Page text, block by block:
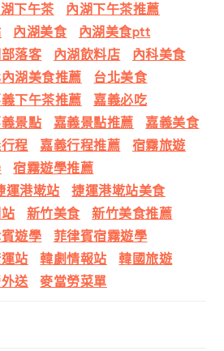
下午茶
內湖下午茶推薦
內湖美食
內湖美食ptt
落客 內湖飲料店
內科美食
湖美食推薦
台北美食
下午茶推薦
嘉義必吃
景點 嘉義景點推薦
嘉義美食
程 嘉義行程推薦
宿霧旅遊
宿霧遊學推薦
運港墘站
捷運港墘站美食
新竹美食
新竹美食推薦
遊學
菲律賓宿霧遊學
站 韓劇情報站
韓國旅遊
送 麥當勞菜單